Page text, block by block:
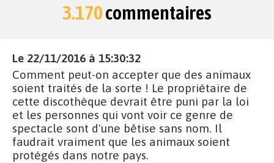
3.170commentaires
Le 22/11/2016 à 15:30:32
Comment peut-on accepter que des animaux
soient traités de la sorte ! Le propriétaire de
cette discothèque devrait être puni par la loi
et les personnes qui vont voir ce genre de
spectacle sont d'une bêtise sans nom. Il
faudrait vraiment que les animaux soient
protégés dans notre pays.